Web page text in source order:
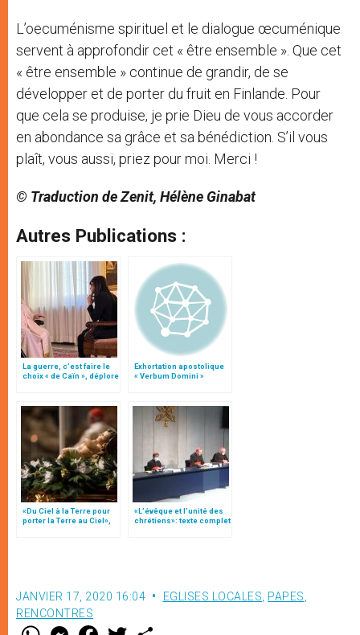
L’oecuménisme spirituel et le dialogue œcuménique
servent à approfondir cet « être ensemble ». Que cet
« être ensemble » continue de grandir, de se
développer et de porter du fruit en Finlande. Pour
que cela se produise, je prie Dieu de vous accorder
en abondance sa grâce et sa bénédiction. S’il vous
plaît, vous aussi, priez pour moi. Merci !
© Traduction de Zenit, Hélène Ginabat
Autres Publications :
La guerre, c’est faire le
choix « de Caïn », déplore
Exhortation apostolique
« Verbum Domini »
«Du Ciel à la Terre pour
porter la Terre au Ciel»,
«L’évêque et l’unité des
chrétiens»: texte complet
JANVIER 17, 2020 16:04 EGLISES LOCALES PAPES
RENCONTRES
W M F